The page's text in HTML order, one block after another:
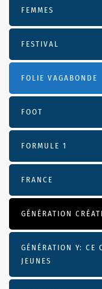
FEMMES
FESTIVAL
FOLIE VAGABONDE
FOOT
FORMULE 1
FRANCE
GÉNÉRATION
GÉNÉRATION Y: CE
JEUNES